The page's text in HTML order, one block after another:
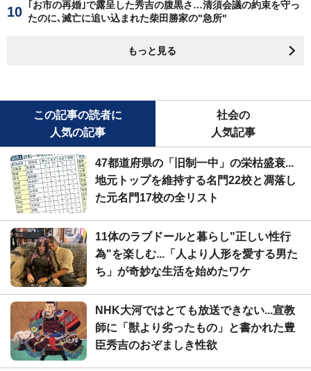
｢お市の再婚｣で露呈した秀吉の腹黒さ…清須会議の約束を守っ
たのに､滅亡に追い込まれた柴田勝家の"急所"
もっと見る
この記事の読者に
人気の記事
社会の
人気記事
47都道府県の「旧制一中」の栄枯盛衰...
地元トップを維持する名門22校と凋落し
た元名門17校の全リスト
11体のラブドールと暮らし"正しい性行
為"を楽しむ...「人より人形を愛する男た
ち」が奇妙な生活を始めたワケ
NHK大河ではとても放送できない...宣教
師に「獣より劣ったもの」と書かれた豊
臣秀吉のおぞましき性欲